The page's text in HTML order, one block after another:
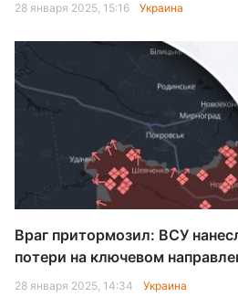
28 января 2025, 15:16 Украина
Враг притормозил: ВСУ
потери на ключевом
28 января 2025, 14:34 Украина